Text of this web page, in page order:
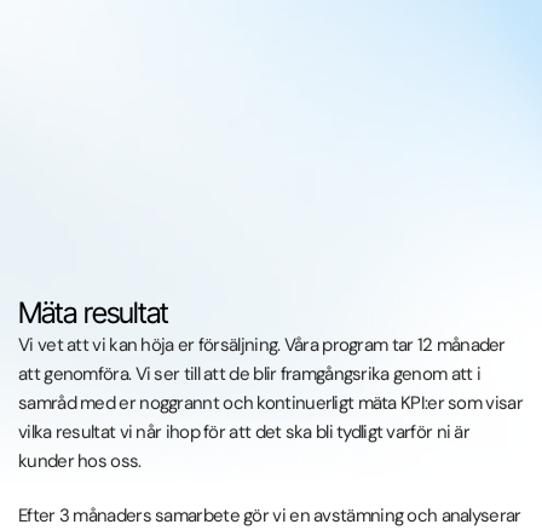
Mäta resultat
Vi vet att vi kan höja er försäljning. Våra program tar 12 månader
att genomföra. Vi ser till att de blir framgångsrika genom att i
samråd med er noggrannt och kontinuerligt mäta KPI:er som visar
vilka resultat vi når ihop för att det ska bli tydligt varför ni är
kunder hos oss.
Efter 3 månaders samarbete gör vi en avstämning och analyserar